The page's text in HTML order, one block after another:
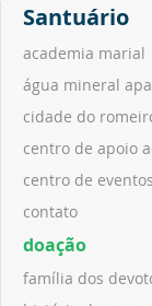
Santuário
academia marial
água mineral
cidade do
centro de apoio
centro de
contato
doação
família dos